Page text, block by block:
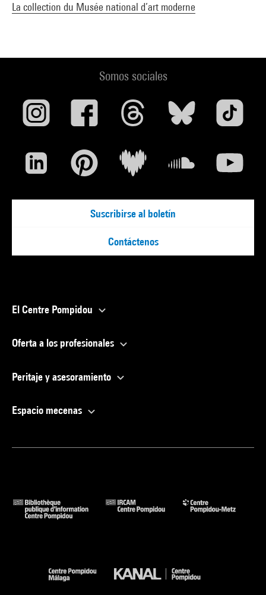
La collection du Musée national d’art moderne
Somos sociales
Suscribirse al boletín
Contáctenos
El Centre Pompidou
Oferta a los profesionales
Peritaje y asesoramiento
Espacio mecenas